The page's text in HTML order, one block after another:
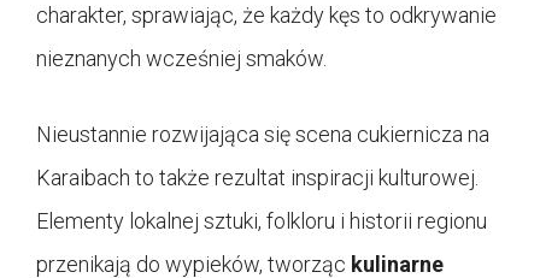
charakter, sprawiając, że każdy kęs to odkrywanie
nieznanych wcześniej smaków.
Nieustannie rozwijająca się scena cukiernicza na
Karaibach to także rezultat inspiracji kulturowej.
Elementy lokalnej sztuki, folkloru i historii regionu
przenikają do wypieków, tworząc kulinarne